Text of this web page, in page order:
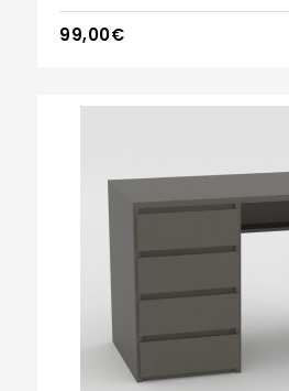
99,00€